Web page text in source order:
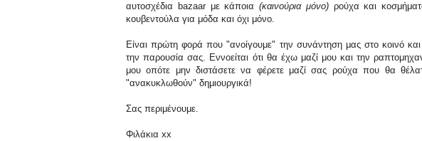
αυτοσχέδια bazaar με κάποια(καινούρια μόνο)ρούχα και
κουβεντούλα για μόδα και όχι μόνο.
Είναι πρώτη φορά που "ανοίγουμε" την συνάντηση μας στο κοινό
την παρουσία σας. Εννοείται ότι θα έχω μαζί μου και την
μου οπότε μην διστάσετε να φέρετε μαζί σας ρούχα που θα
"ανακυκλωθούν" δημιουργικά!
Σας περιμένουμε.
Φιλάκια xx